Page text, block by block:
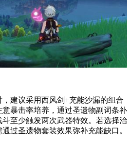
建议采用西风剑+充能沙漏的组合
暴击率培养，通过圣遗物副词条补
至少触发两次武器特效。若选择治
过圣遗物套装效果弥补充能缺口。